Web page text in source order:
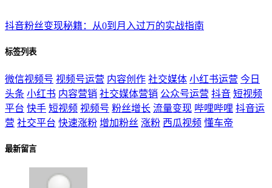
抖音粉丝变现秘籍：从0到月入过万的实战指南
标签列表
微信视频号 视频号运营 内容创作 社交媒体 小红书运营 今日
头条 小红书 内容营销 社交媒体营销 公众号运营 抖音 短视频
平台 快手 短视频 视频号 粉丝增长 流量变现 哔哩哔哩 抖音运
营 社交平台 快速涨粉 增加粉丝 涨粉 西瓜视频 懂车帝
最新留言